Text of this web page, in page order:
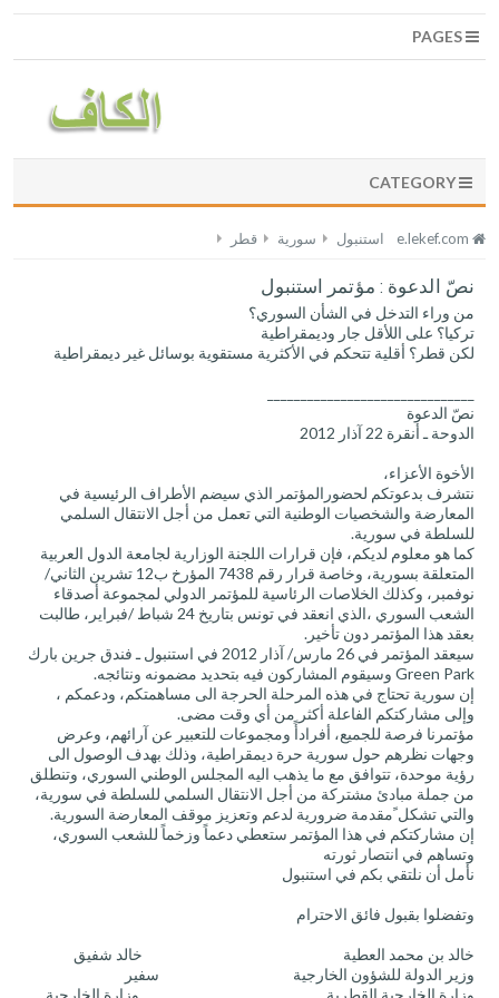
CATEGORY
استنبول سورية قطر
نصّ الدعوة : مؤتمر استنبول
من وراء التدخل في الشأن السوري؟
تركيا؟ على اللأقل جار وديمقراطية
لكن قطر؟ أقلية تتحكم في الأكثرية مستقوية بوسائل غير ديمقراطية
نصّ الدعوة
الدوحة ـ أنقرة 22 آذار 2012
الأخوة الأعزاء،
نتشرف بدعوتكم لحضورالمؤتمر الذي سيضم الأطراف الرئيسية في
المعارضة والشخصيات الوطنية التي تعمل من أجل الانتقال السلمي
للسلطة في سورية.
كما هو معلوم لديكم، فإن قرارات اللجنة الوزارية لجامعة الدول العربية
المتعلقة بسورية، وخاصة قرار رقم 7438 المؤرخ ب12 تشرين الثاني/
نوفمبر، وكذلك الخلاصات الرئاسية للمؤتمر الدولي لمجموعة أصدقاء
الشعب السوري ،الذي انعقد في تونس بتاريخ 24 شباط /فبراير، طالبت
بعقد هذا المؤتمر دون تأخير.
سيعقد المؤتمر في 26 مارس/ آذار 2012 في استنبول ـ فندق جرين بارك
Green Park وسيقوم المشاركون فيه بتحديد مضمونه ونتائجه.
إن سورية تحتاج في هذه المرحلة الحرجة الى مساهمتكم، ودعمكم ،
وإلى مشاركتكم الفاعلة أكثر من أي وقت مضى.
مؤتمرنا فرصة للجميع، أفرادأً ومجموعات للتعبير عن آرائهم، وعرض
وجهات نظرهم حول سورية حرة ديمقراطية، وذلك بهدف الوصول الى
رؤية موحدة، تتوافق مع ما يذهب اليه المجلس الوطني السوري، وتنطلق
من جملة مبادئ مشتركة من أجل الانتقال السلمي للسلطة في سورية،
والتي تشكل ًمقدمة ضرورية لدعم وتعزيز موقف المعارضة السورية.
إن مشاركتكم في هذا المؤتمر ستعطي دعماً وزخماً للشعب السوري،
وتساهم في انتصار ثورته
نأمل أن نلتقي بكم في استنبول
وتفضلوا بقبول فائق الاحترام
خالد بن محمد العطية خالد شفيق
وزير الدولة للشؤون الخارجية سفير
وزارة الخارجية القطرية وزارة الخارجية